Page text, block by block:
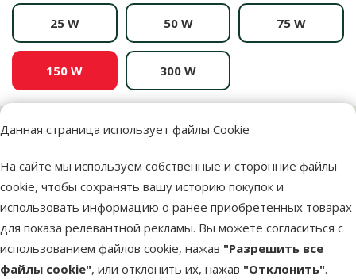
Данная страница использует файлы Cookie
На сайте мы используем собственные и сторонние файлы
cookie, чтобы сохранять вашу историю покупок и
использовать информацию о ранее приобретенных товарах
для показа релевантной рекламы. Вы можете согласиться с
использованием файлов cookie, нажав "Разрешить все
файлы cookie", или отклонить их, нажав "Отклонить".
25 W 50 W 75 W
150 W 300 W
Цена
Доставка по адресу
Бесплатная доставка
Количество штук *
шт.
− +